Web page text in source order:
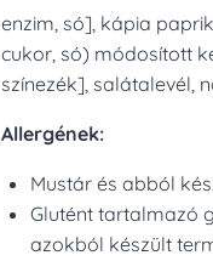
enzim, só], kápia
cukor, só) módosított
színezék], salátalevél,
Allergének:
Mustár és abból
Glutént tartalmazó
azokból készült